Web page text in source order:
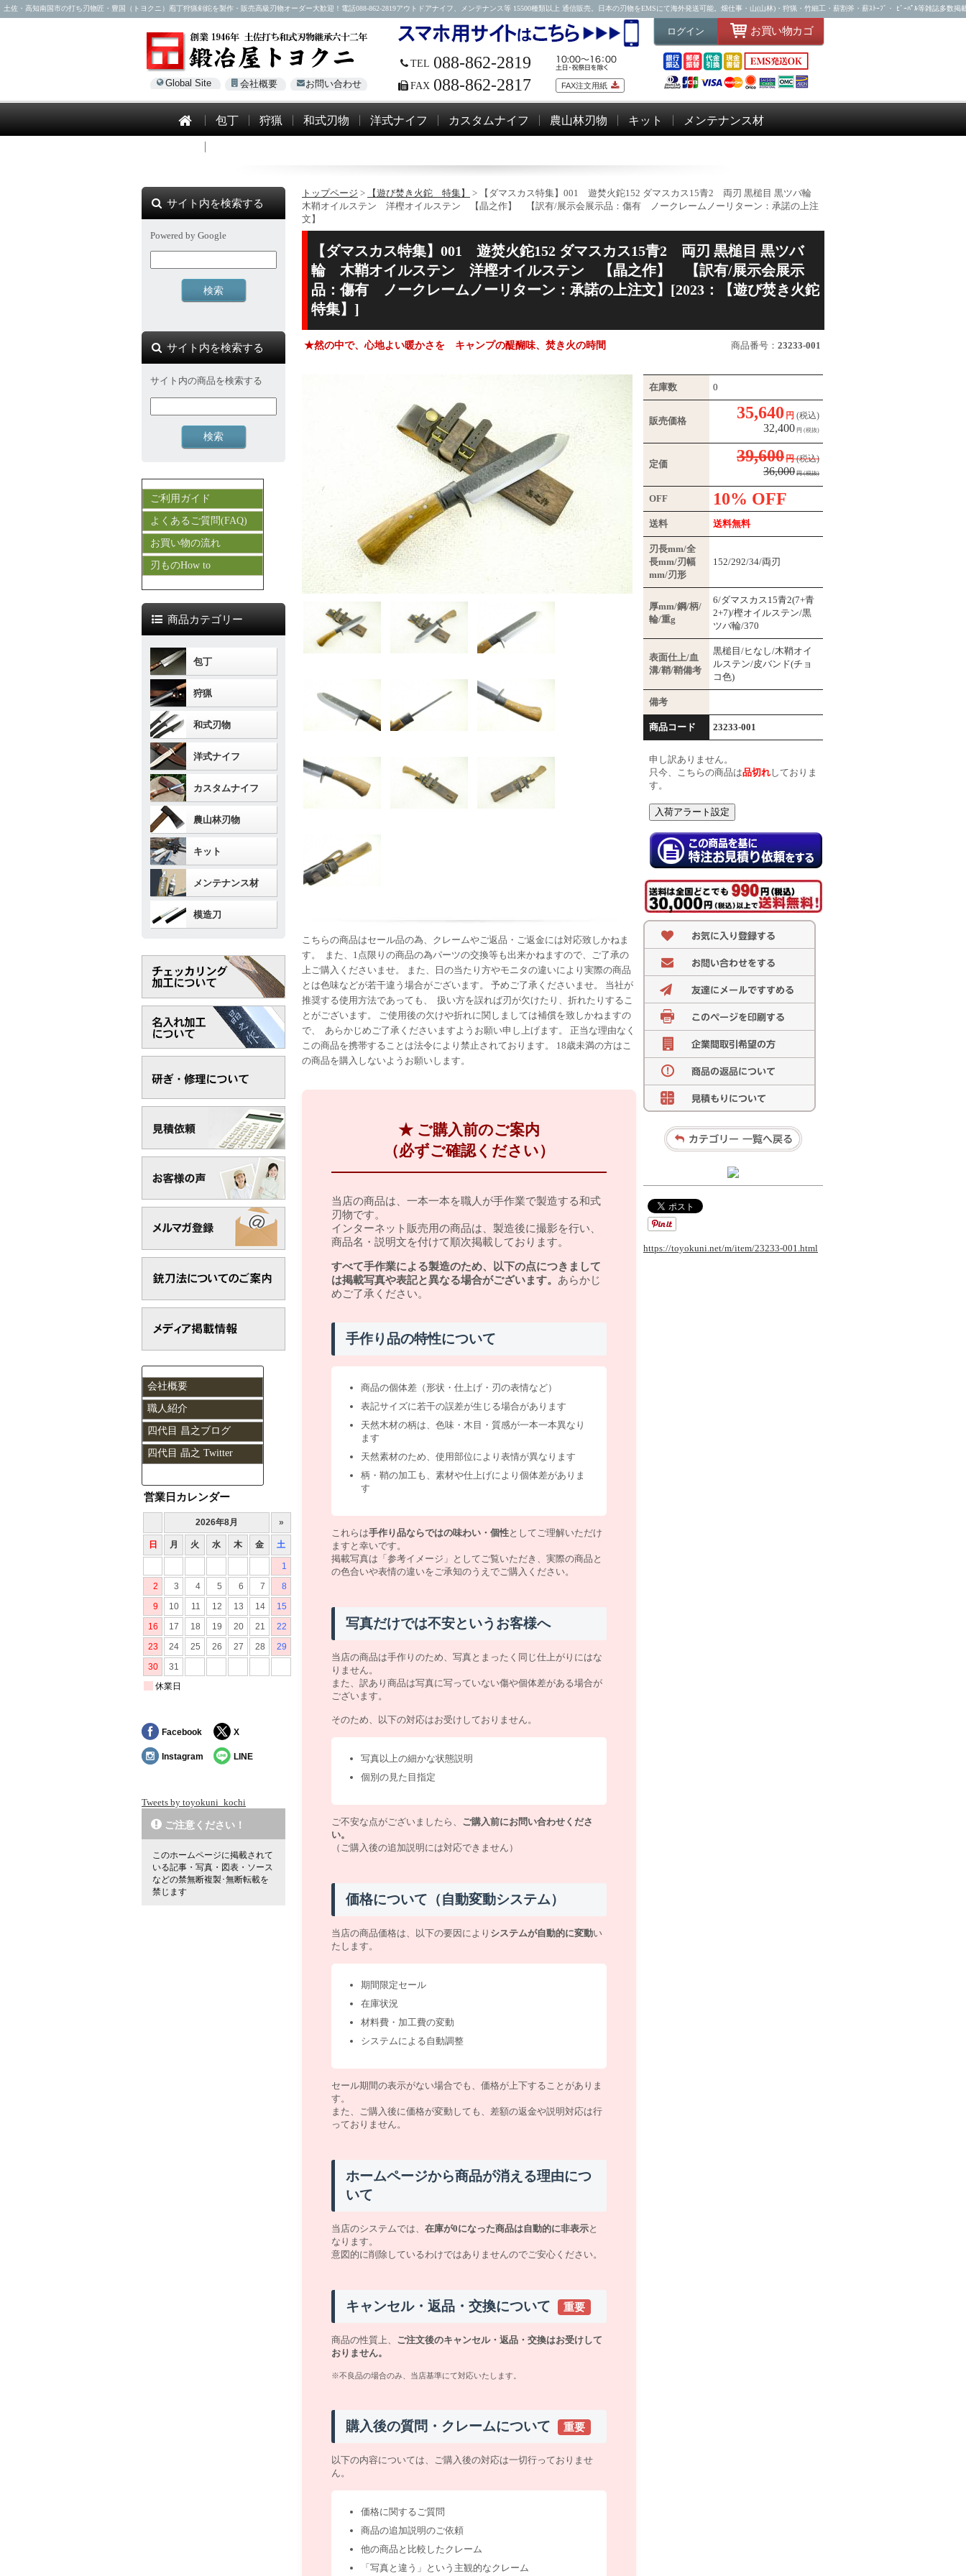
土佐・高知南国市の打ち刃物匠・豊国（トヨクニ）庖丁狩猟剣鉈を製作・販売高級刃物オーダー大歓迎！電話088-862-2819アウトドアナイフ、メンテナンス等 15500種類以上 通信販売。日本の刃物をEMSにて海外発送可能。畑仕事・山(山林)・狩猟・竹細工・薪割斧・薪ｽﾄｰﾌﾞ・ ﾋﾞｰﾊﾟﾙ等雑誌多数掲
Global Site 会社概要 お問い合わせ
TEL 088-862-2819
FAX 088-862-2817 FAX注文用紙
ログイン お買い物カゴ
包丁 狩猟 和式刃物 洋式ナイフ カスタムナイフ 農山林刃物 キット メンテナンス材
トップページ > 【遊び焚き火鉈 特集】
> 【ダマスカス特集】001 遊焚火鉈152 ダマスカス15青2 両刃 黒槌目 黒ツバ輪
木鞘オイルステン 洋樫オイルステン 【晶之作】 【訳有/展示会展示品：傷有 ノークレームノーリターン：承諾の上注
文】
【ダマスカス特集】001 遊焚火鉈152 ダマスカス15青2 両刃 黒槌目 黒ツバ
輪 木鞘オイルステン 洋樫オイルステン 【晶之作】 【訳有/展示会展示
品：傷有 ノークレームノーリターン：承諾の上注文】[2023：【遊び焚き火鉈
特集】]
★然の中で、心地よい暖かさを キャンプの醍醐味、焚き火の時間 商品番号： 23233-001
こちらの商品はセール品の為、クレームやご返品・ご返金には対応致しかねま
す。 また、1点限りの商品の為パーツの交換等も出来かねますので、ご了承の
上ご購入くださいませ。 また、日の当たり方やモニタの違いにより実際の商品
とは色味などが若干違う場合がございます。 予めご了承くださいませ。 当社が
推奨する使用方法であっても、 扱い方を誤れば刃が欠けたり、折れたりするこ
とがございます。 ご使用後の欠けや折れに関しましては補償を致しかねますの
で、 あらかじめご了承くださいますようお願い申し上げます。 正当な理由なく
この商品を携帯することは法令により禁止されております。 18歳未満の方はこ
の商品を購入しないようお願いします。
★ ご購入前のご案内
（必ずご確認ください）
当店の商品は、一本一本を職人が手作業で製造する和式
刃物です。
インターネット販売用の商品は、製造後に撮影を行い、
商品名・説明文を付けて順次掲載しております。
すべて手作業による製造のため、以下の点につきまして
は掲載写真や表記と異なる場合がございます。 あらかじ
めご了承ください。
手作り品の特性について
商品の個体差（形状・仕上げ・刃の表情など）
表記サイズに若干の誤差が生じる場合があります
天然木材の柄は、色味・木目・質感が一本一本異なり
ます
天然素材のため、使用部位により表情が異なります
柄・鞘の加工も、素材や仕上げにより個体差がありま
す
これらは手作り品ならではの味わい・個性としてご理解いただけ
ますと幸いです。
掲載写真は「参考イメージ」としてご覧いただき、実際の商品と
の色合いや表情の違いをご承知のうえでご購入ください。
写真だけでは不安というお客様へ
当店の商品は手作りのため、写真とまったく同じ仕上がりにはな
りません。
また、訳あり商品は写真に写っていない傷や個体差がある場合が
ございます。
そのため、以下の対応はお受けしておりません。
写真以上の細かな状態説明
個別の見た目指定
ご不安な点がございましたら、 ご購入前にお問い合わせくださ
い。
（ご購入後の追加説明には対応できません）
価格について（自動変動システム）
当店の商品価格は、以下の要因により システムが自動的に変動い
たします。
期間限定セール
在庫状況
材料費・加工費の変動
システムによる自動調整
セール期間の表示がない場合でも、価格が上下することがありま
す。
また、ご購入後に価格が変動しても、差額の返金や説明対応は行
っておりません。
ホームページから商品が消える理由につ
いて
当店のシステムでは、 在庫が0になった商品は自動的に非表示と
なります。
意図的に削除しているわけではありませんのでご安心ください。
キャンセル・返品・交換について 重要
商品の性質上、 ご注文後のキャンセル・返品・交換はお受けして
おりません。
※不良品の場合のみ、当店基準にて対応いたします。
購入後の質問・クレームについて 重要
以下の内容については、ご購入後の対応は一切行っておりませ
ん。
価格に関するご質問
商品の追加説明のご依頼
他の商品と比較したクレーム
「写真と違う」という主観的なクレーム
在庫数 0
販売価格 35,640 円 (税込)
32,400 円 (税抜)
定価 39,600円(税込)
36,000 円(税抜)
OFF 10% OFF
送料 送料無料
刃長mm/全
長mm/刃幅
mm/刃形
152/292/34/両刃
厚mm/鋼/柄/
輪/重g
6/ダマスカス15青2(7+青
2+7)/樫オイルステン/黒
ツバ輪/370
表面仕上/血
溝/鞘/鞘備考
黒槌目/ヒなし/木鞘オイ
ルステン/皮バンド(チョ
コ色)
備考
商品コード 23233-001
申し訳ありません。
只今、こちらの商品は品切れ しておりま
す。
https://toyokuni.net/m/item/23233-001.html
サイト内を検索する
Powered by Google
サイト内を検索する
サイト内の商品を検索する
ご利用ガイド
よくあるご質問(FAQ)
お買い物の流れ
刃ものHow to
商品カテゴリー
包丁
狩猟
和式刃物
洋式ナイフ
カスタムナイフ
農山林刃物
キット
メンテナンス材
模造刀
会社概要
職人紹介
四代目 昌之ブログ
四代目 晶之 Twitter
営業日カレンダー
Facebook X
Instagram LINE
Tweets by toyokuni_kochi
ご注意ください！
このホームページに掲載されて
いる記事・写真・図表・ソース
などの禁無断複製･無断転載を
禁じます